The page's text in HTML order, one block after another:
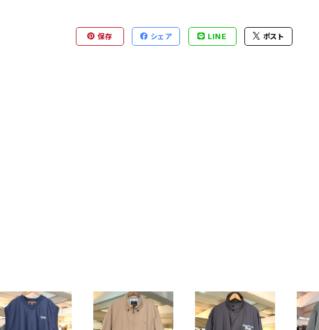
保存 シェア LINE ポスト